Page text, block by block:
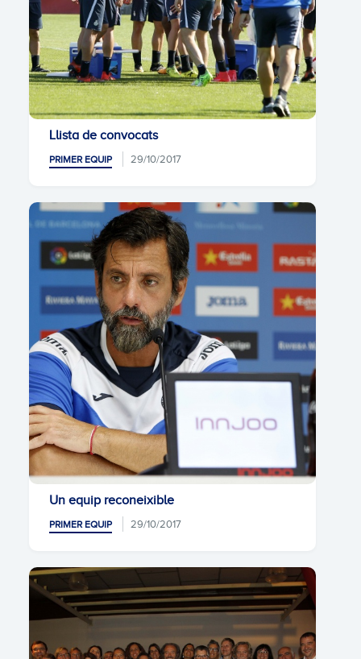
Llista de convocats
PRIMER EQUIP 29/10/2017
Un equip reconeixible
PRIMER EQUIP 29/10/2017